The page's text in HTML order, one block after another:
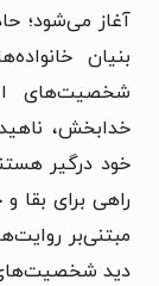
آغاز می‌شود؛
بنیان
شخصیت‌های
خدابخش،
خود درگیر
راهی برای بقا
مبتنی‌بر
دید شخصیت‌های